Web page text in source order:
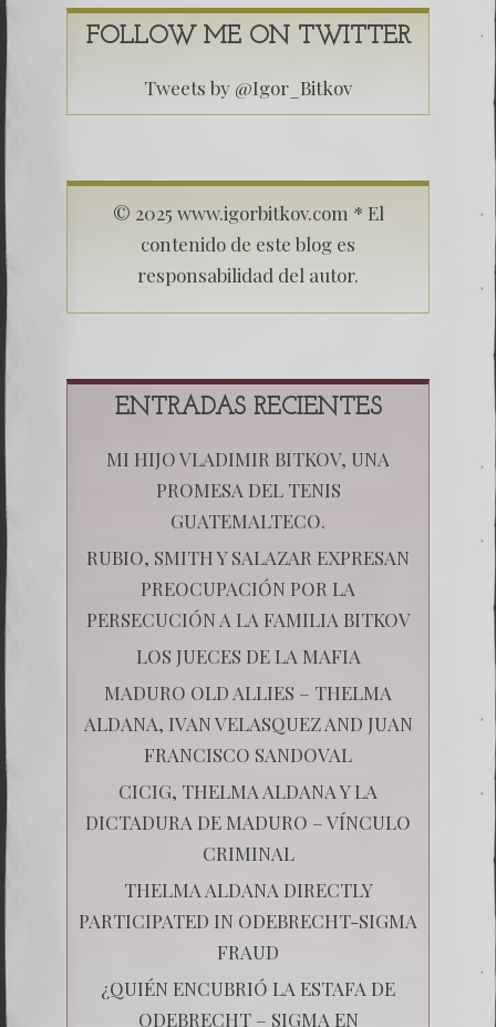
FOLLOW ME ON TWITTER
Tweets by @Igor_Bitkov
© 2025 www.igorbitkov.com * El
contenido de este blog es
responsabilidad del autor.
ENTRADAS RECIENTES
MI HIJO VLADIMIR BITKOV, UNA
PROMESA DEL TENIS
GUATEMALTECO.
RUBIO, SMITH Y SALAZAR EXPRESAN
PREOCUPACIÓN POR LA
PERSECUCIÓN A LA FAMILIA BITKOV
LOS JUECES DE LA MAFIA
MADURO OLD ALLIES – THELMA
ALDANA, IVAN VELASQUEZ AND JUAN
FRANCISCO SANDOVAL
CICIG, THELMA ALDANA Y LA
DICTADURA DE MADURO – VÍNCULO
CRIMINAL
THELMA ALDANA DIRECTLY
PARTICIPATED IN ODEBRECHT-SIGMA
FRAUD
¿QUIÉN ENCUBRIÓ LA ESTAFA DE
ODEBRECHT – SIGMA EN